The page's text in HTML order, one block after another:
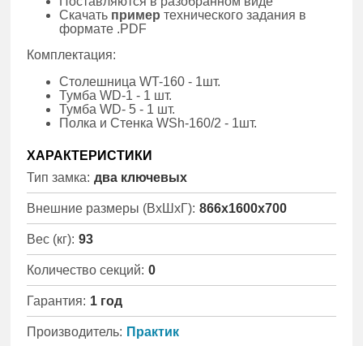
Скачать пример технического задания в
формате .PDF
Комплектация:
Столешница WT-160 - 1шт.
Тумба WD-1 - 1 шт.
Тумба WD- 5 - 1 шт.
Полка и Стенка WSh-160/2 - 1шт.
ХАРАКТЕРИСТИКИ
Тип замка: два ключевых
Внешние размеры (ВхШхГ): 866x1600x700
Вес (кг): 93
Количество секций: 0
Гарантия: 1 год
Производитель: Практик